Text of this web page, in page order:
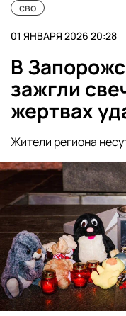
сво
01 ЯНВАРЯ 2026 20:28
В
зажгли
жертвах
Жители региона